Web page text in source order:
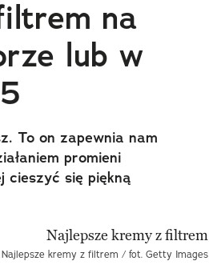
na
lub w
To on zapewnia nam
promieni
cieszyć się piękną
Najlepsze kremy z filtrem / fot. Getty Images